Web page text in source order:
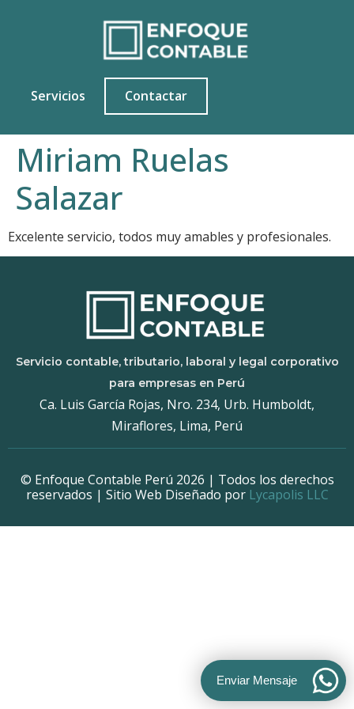
Servicios Contactar
Miriam Ruelas
Salazar
Excelente servicio, todos muy amables y profesionales.
Servicio contable, tributario, laboral y legal corporativo
para empresas en Perú
Ca. Luis García Rojas, Nro. 234, Urb. Humboldt,
Miraflores, Lima, Perú
© Enfoque Contable Perú 2026 | Todos los derechos
reservados | Sitio Web Diseñado por Lycapolis LLC
Enviar Mensaje